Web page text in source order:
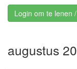
Login om te lenen
augustus